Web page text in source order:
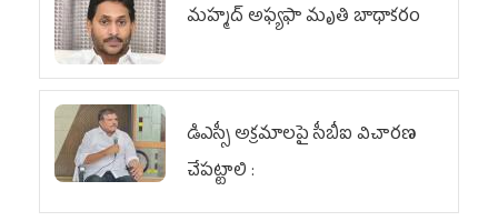
మహ్మద్‌ అఫ్యఫా మృతి బాధాకరం
డిఎస్సీ అక్రమాలపై సీబీఐ విచారణ
చేపట్టాలి :